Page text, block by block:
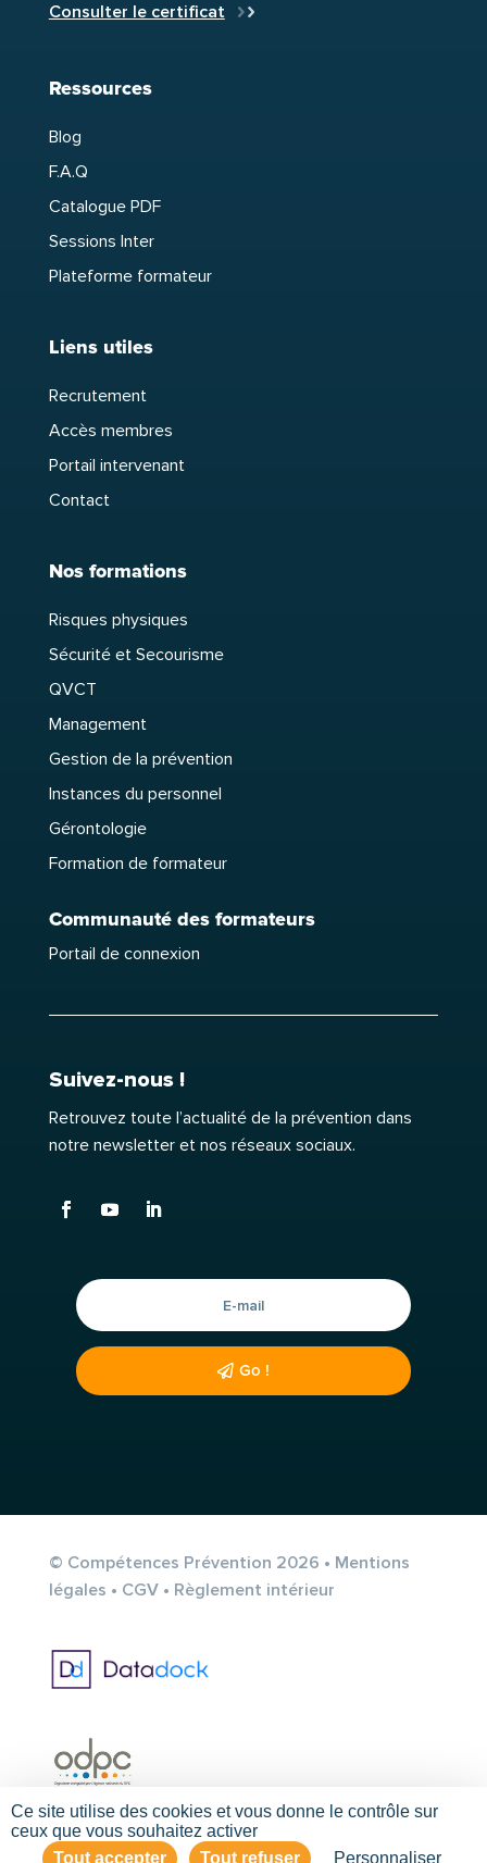
Consulter le certificat
Ressources
Blog
F.A.Q
Catalogue PDF
Sessions Inter
Plateforme formateur
Liens utiles
Recrutement
Accès membres
Portail intervenant
Contact
Nos formations
Risques physiques
Sécurité et Secourisme
QVCT
Management
Gestion de la prévention
Instances du personnel
Gérontologie
Formation de formateur
Communauté des formateurs
Portail de connexion
Suivez-nous !
Retrouvez toute l’actualité de la prévention dans
notre newsletter et nos réseaux sociaux.
Go !
© Compétences Prévention 2026 • Mentions
légales • CGV• Règlement intérieur
Ce site utilise des cookies et vous donne le contrôle sur
ceux que vous souhaitez activer
Tout accepter
Tout refuser Personnaliser